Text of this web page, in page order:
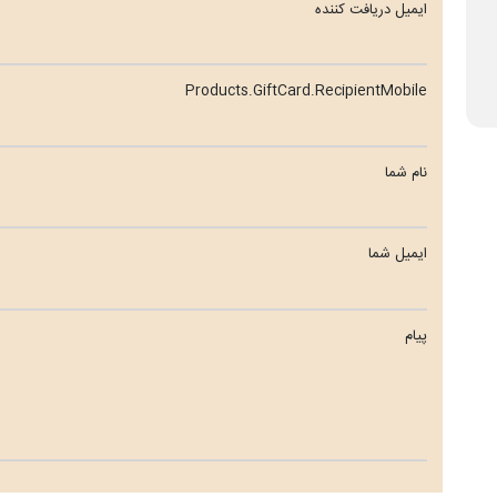
ایمیل دریافت کننده
Products.GiftCard.RecipientMobile
نام شما
ایمیل شما
پیام